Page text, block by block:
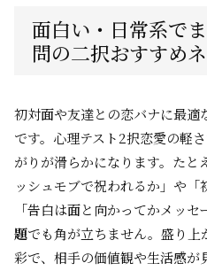
面白い・日常系で
問の二択おすすめ
初対面や友達との恋バナに最適
です。心理テスト2択恋愛の軽
がりが滑らかになります。たと
ッシュモブで祝われるか」や「
「告白は面と向かってかメッセ
題でも角が立ちません。盛り
彩で、相手の価値観や生活感が